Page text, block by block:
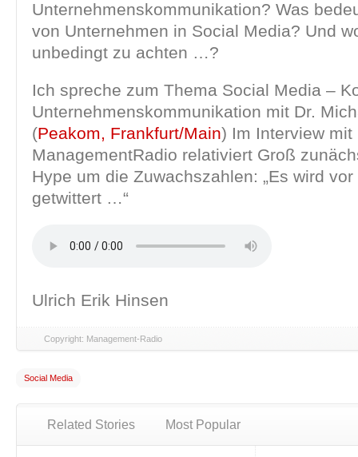
Unternehmenskommunikation? Was
von Unternehmen in Social Media? Und
unbedingt zu achten …?
Ich spreche zum Thema Social Media –
Unternehmenskommunikation mit Dr.
(Peakom, Frankfurt/Main) Im Interview mit
ManagementRadio relativiert Groß
Hype um die Zuwachszahlen: „Es wird
getwittert …“
Ulrich Erik Hinsen
Copyright: Management-Radio
Social Media
Related Stories Most Popular